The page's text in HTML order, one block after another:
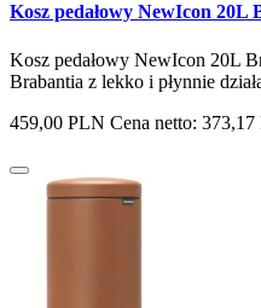
Kosz pedałowy NewIcon 20L
Kosz pedałowy NewIcon 20L
Brabantia z lekko i płynnie
459,00 PLN Cena netto: